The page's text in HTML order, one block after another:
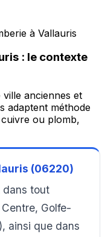
à Vallauris
: le contexte
ville anciennes et
adaptent méthode
ou plomb,
(06220)
tout
Golfe-
ainsi que dans